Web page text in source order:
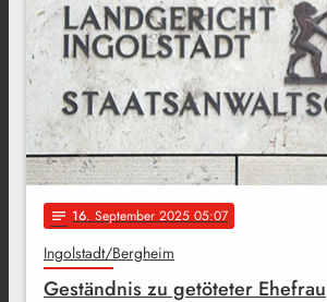
notes 16. September 2025 05:07
Ingolstadt/Bergheim
Geständnis zu getöteter Ehefrau